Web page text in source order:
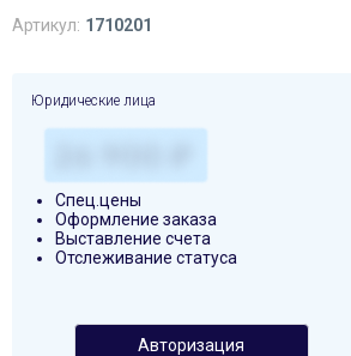
Артикул: 1710201
Юридические лица
Спец.цены
Оформление заказа
Выставление счета
Отслеживание статуса
Авторизация